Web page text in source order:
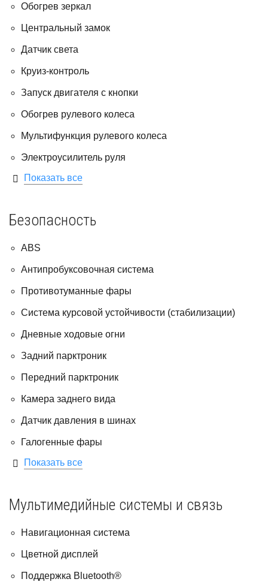
Обогрев зеркал
Центральный замок
Датчик света
Круиз-контроль
Запуск двигателя с кнопки
Обогрев рулевого колеса
Мультифункция рулевого колеса
Электроусилитель руля
Показать все
Безопасность
ABS
Антипробуксовочная система
Противотуманные фары
Система курсовой устойчивости (стабилизации)
Дневные ходовые огни
Задний парктроник
Передний парктроник
Камера заднего вида
Датчик давления в шинах
Галогенные фары
Показать все
Мультимедийные системы и связь
Навигационная система
Цветной дисплей
Поддержка Bluetooth®